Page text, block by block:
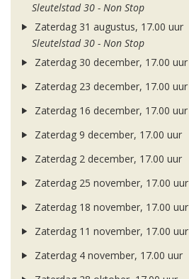
Sleutelstad 30 - Non Stop
Zaterdag 31 augustus, 17.00 uur
Sleutelstad 30 - Non Stop
Zaterdag 30 december, 17.00 uur
Zaterdag 23 december, 17.00 uur
Zaterdag 16 december, 17.00 uur
Zaterdag 9 december, 17.00 uur
Zaterdag 2 december, 17.00 uur
Zaterdag 25 november, 17.00 uur
Zaterdag 18 november, 17.00 uur
Zaterdag 11 november, 17.00 uur
Zaterdag 4 november, 17.00 uur